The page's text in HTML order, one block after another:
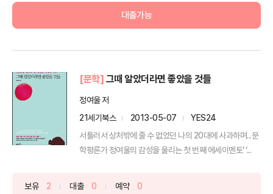
대출가능
[문학] 그때 알았더라면 좋았을 것들
정여울 저
21세기북스
2013-05-07
YES24
서툴러서 상처밖에 줄 수 없었던 나의 20대에 사과하며...문
학평론가 정여울의 감성을 울리는 첫 번째 에세이멘토’ ‘...
보유 2 대출 0 예약 0